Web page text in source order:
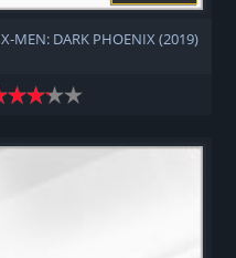
DARK PHOENIX (2019)